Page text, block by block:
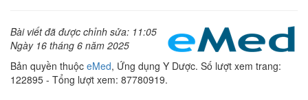
Bài viết đã được chỉnh sửa: 11:05
Ngày 16 tháng 6 năm 2025
Bản quyền thuộc eMed, Ứng dụng Y Dược. Số lượt xem trang:
122895 - Tổng lượt xem: 87780919.